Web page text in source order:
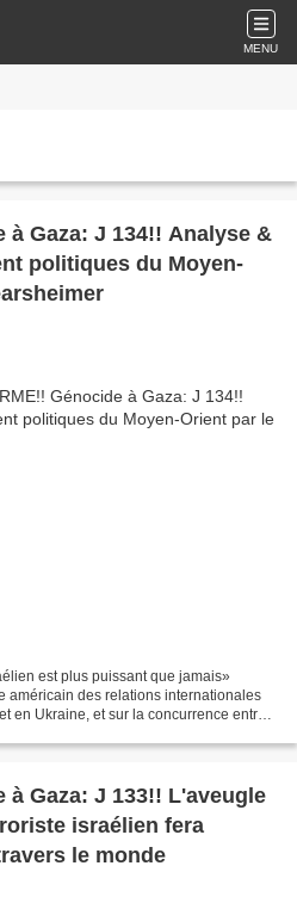
MENU
à Gaza: J 134!! Analyse &
politiques du Moyen-
est plus puissant que jamais»
américain des relations internationales
en Ukraine, et sur la concurrence entre
à Gaza: J 133!! L'aveugle
israélien fera
le monde